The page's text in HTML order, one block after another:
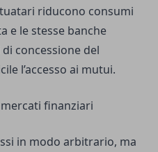
riducono consumi
e le stesse banche
concessione del
l’accesso ai mutui.
finanziari
in modo arbitrario, ma